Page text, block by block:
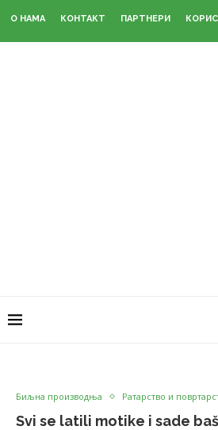
О НАМА КОНТАКТ ПАРТНЕРИ
Биљна производња Ратарство и
Svi se latili motike i sade